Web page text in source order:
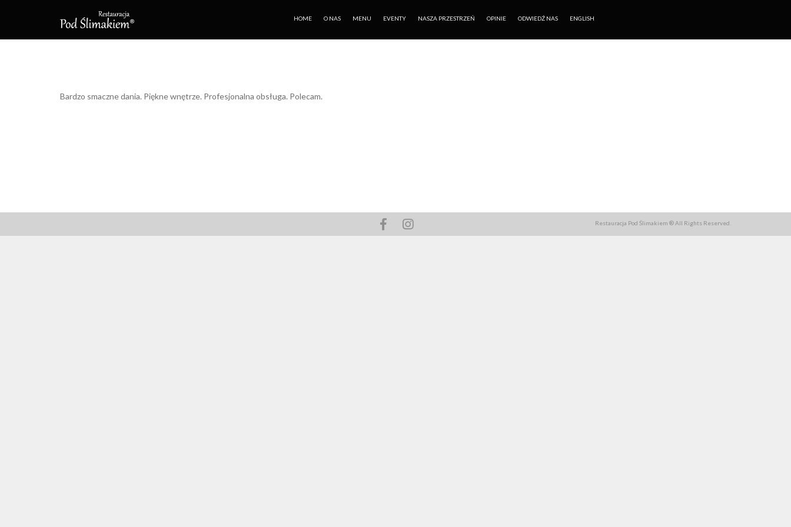
HOME O NAS MENU EVENTY NASZA PRZESTRZEŃ OPINIE ODWIEDŹ NAS ENGLISH
Bardzo smaczne dania. Piękne wnętrze. Profesjonalna obsługa. Polecam.
FacebookInstagram Restauracja Pod Ślimakiem ® All Rights Reserved.